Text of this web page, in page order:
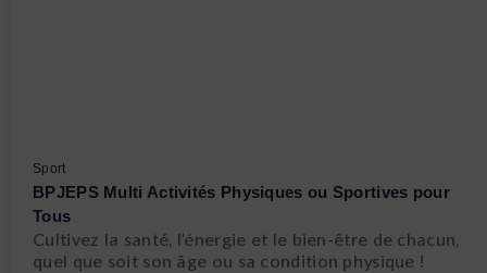
Sport
BPJEPS Multi Activités Physiques ou Sportives pour
Tous
Cultivez la santé, l’énergie et le bien-être de chacun,
quel que soit son âge ou sa condition physique !